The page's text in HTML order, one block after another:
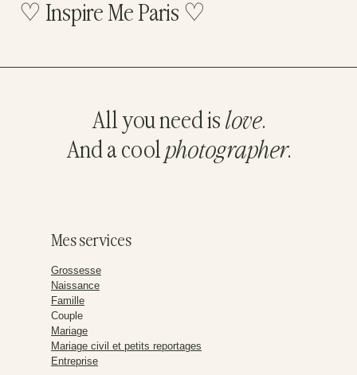
♡ Inspire Me Paris ♡
All you need is love.
And a coolphotographer.
Mes services
Grossesse
Naissance
Famille
Couple
Mariage
Mariage civil et petits reportages
Entreprise